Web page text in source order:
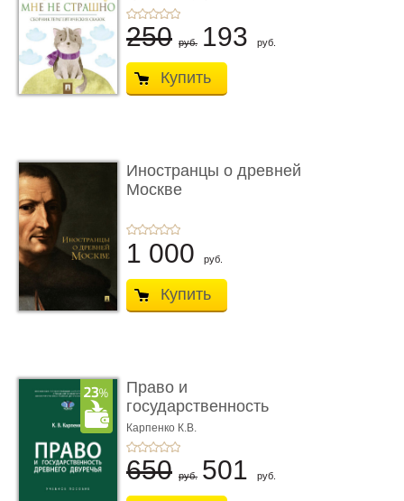
сказо� ...
250 руб. 193 руб.
Купить
Иностранцы о древней
Москве
1 000 руб.
Купить
Право и
государственность
Древнего Двуречья. �
...
Карпенко К.В.
650 руб. 501 руб.